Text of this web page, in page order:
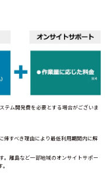
テム開発費を必要とする場合がございま
帰すべき理由により最低利用期間内に解
。離島など一部地域のオンサイトサポー